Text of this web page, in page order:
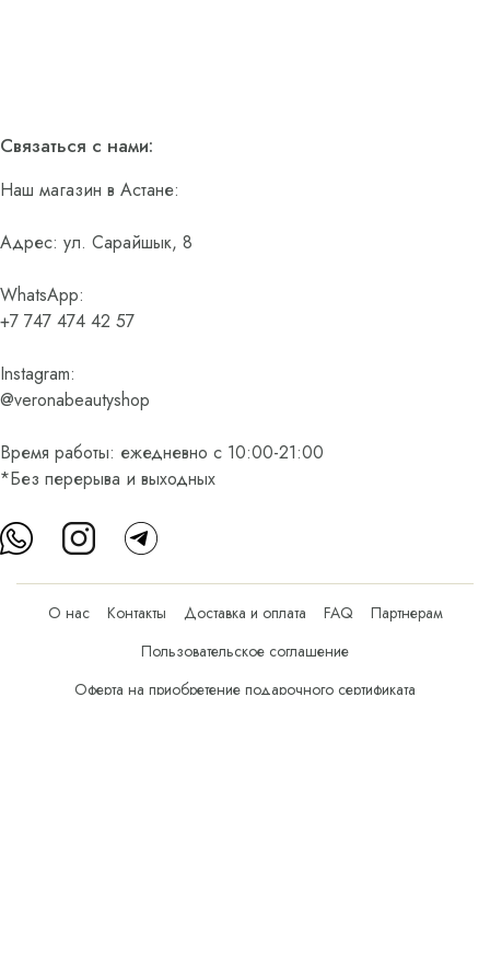
Связаться с нами:
Наш магазин в Астане:
Адрес: ул. Сарайшык, 8
WhatsApp:
+7 747 474 42 57
Instagram:
@veronabeautyshop
Время работы: ежедневно с 10:00-21:00
*Без перерыва и выходных
О нас Контакты Доставка и оплата FAQ
Партнерам
Пользовательское соглашение
Оферта на приобретение подарочного сертификата